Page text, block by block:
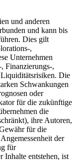
und anderen
und kann bis
Dies gilt
,
Unternehmen
Finanzierungs-,
Die
Schwankungen
oder
für die zukünftige
die
ihre Autoren,
für die
der
für
Inhalte entstehen, ist